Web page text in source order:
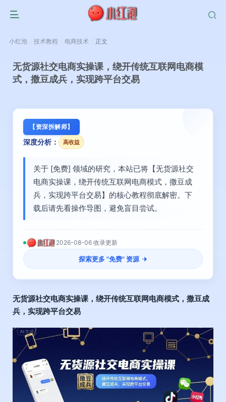
小红泡 技术教程 电商技术 正文
无货源社交电商实操课，绕开传统互联网电商模
式，撒豆成兵，实现跨平台交易
【资深拆解师】
深度分析： 高收益
关于 [免费] 领域的研究，本站已将【无货源社交
电商实操课，绕开传统互联网电商模式，撒豆成
兵，实现跨平台交易】的核心教程彻底解密。下
载后请先看操作导图，避免盲目尝试。
2026-08-06 收录更新
探索更多 "免费" 资源
无货源社交电商实操课，绕开传统互联网电商模式，撒豆成
兵，实现跨平台交易